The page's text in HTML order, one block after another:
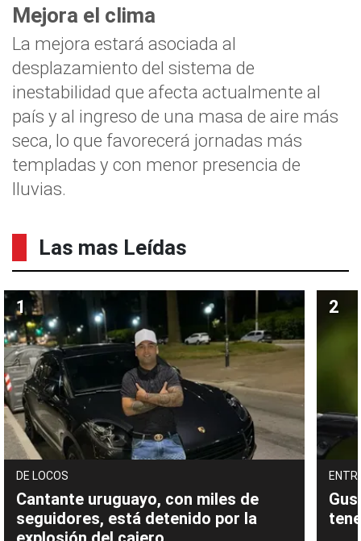
Mejora el clima
La mejora estará asociada al
desplazamiento del sistema de
inestabilidad que afecta actualmente al
país y al ingreso de una masa de aire más
seca, lo que favorecerá jornadas más
templadas y con menor presencia de
lluvias.
Las mas Leídas
DE LOCOS
Cantante uruguayo, con miles de
seguidores, está detenido por la